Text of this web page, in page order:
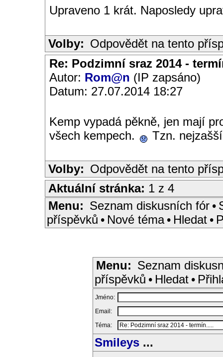
Upraveno 1 krát. Naposledy
Volby: Odpovědět na tento
Re: Podzimní sraz 2014 -
Autor: Rom@n (IP zapsáno)
Datum: 27.07.2014 18:27
Kemp vypadá pěkně, jen mají
všech kempech.
Tzn.
Volby: Odpovědět na tento
Aktuální stránka: 1 z 4
Menu: Seznam diskusních fór •
příspěvků • Nové téma • Hledat •
Menu: Seznam
příspěvků • Hledat •
Jméno:
Email:
Téma:
Smileys ...